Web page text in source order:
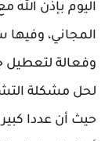
اليوم بإذن الله
المجاني،
وفعالة لتعطيل
لحل مشكلة
حيث أن عددا